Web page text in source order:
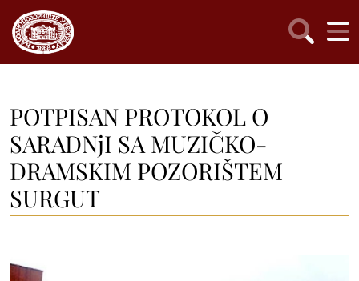
POTPISAN PROTOKOL O
SARADNjI SA MUZIČKO-
DRAMSKIM POZORIŠTEM
SURGUT